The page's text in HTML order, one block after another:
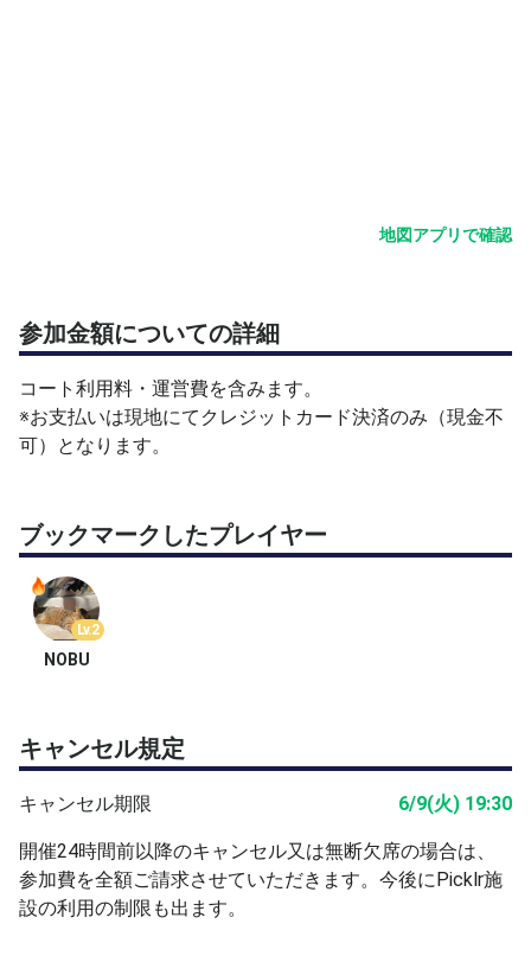
も、天候を気にせず快適に体験できるため、ピックルボー
ルを始めるきっかけづくりにもおすすめです。クラス受講
後は、プログラム参加だけでなく、コート予約で継続的に
プレーすることもできます。
開始10分前までにお越しいただき、受付・支払い、スト
レッチなどの準備を済ませてからご参加ください。
運動しやすい服装でお越しいただき、水分補給用の飲み物
をご持参ください。
ただけます（数量限定・先着順）。
※本プログラムは12歳以上の方を対象としています。未成
年の方は、保護者による同意書の署名が必要です。
クラス受講後は、実際にゲームを楽しめる「オープンプレ
ー」へのご参加がおすすめです。
地図アプリで確認
参加金額についての詳細
コート利用料・運営費を含みます。
※お支払いは現地にてクレジットカード決済のみ（現金不
可）となります。
ブックマークしたプレイヤー
Lv.2
NOBU
キャンセル規定
キャンセル期限 6/9(火) 19:30
開催24時間前以降のキャンセル又は無断欠席の場合は、
参加費を全額ご請求させていただきます。今後にPicklr施
設の利用の制限も出ます。